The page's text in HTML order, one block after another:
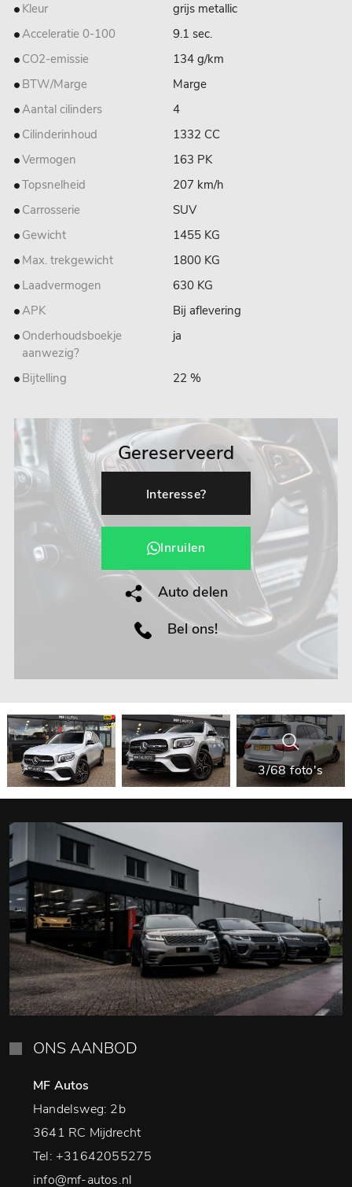
Kleur
grijs metallic
Acceleratie 0-100
9.1 sec.
CO2-emissie
134 g/km
BTW/Marge
Marge
Aantal cilinders
4
Cilinderinhoud
1332 CC
Vermogen
163 PK
Topsnelheid
207 km/h
Carrosserie
SUV
Gewicht
1455 KG
Max. trekgewicht
1800 KG
Laadvermogen
630 KG
APK
Bij aflevering
Onderhoudsboekje
aanwezig?
ja
Bijtelling 22 %
Gereserveerd
Interesse?
Inruilen
Auto delen
Bel ons!
3/68 foto's
ONS AANBOD
MF Autos
Handelsweg: 2b
3641 RC Mijdrecht
Tel: +31642055275
info@mf-autos.nl